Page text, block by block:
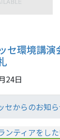
セ環境講演
24日
セからのお知
ンティアをし